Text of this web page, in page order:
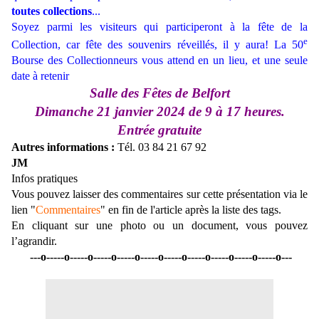
toutes collections...
Soyez parmi les visiteurs qui participeront à la fête de la
Collection, car fête des souvenirs réveillés, il y aura! La 50e
Bourse des Collectionneurs vous attend en un lieu, et une seule
date à retenir
Salle des Fêtes de Belfort
Dimanche 21 janvier 2024 de 9 à 17 heures.
Entrée gratuite
Autres informations : Tél. 03 84 21 67 92
JM
Infos pratiques
Vous pouvez laisser des commentaires sur cette présentation via le
lien "Commentaires" en fin de l'article après la liste des tags.
En cliquant sur une photo ou un document, vous pouvez
l’agrandir.
---o-----o-----o-----o-----o-----o-----o-----o-----o-----o-----o---